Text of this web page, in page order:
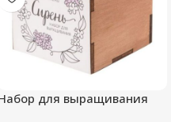
для выращивания